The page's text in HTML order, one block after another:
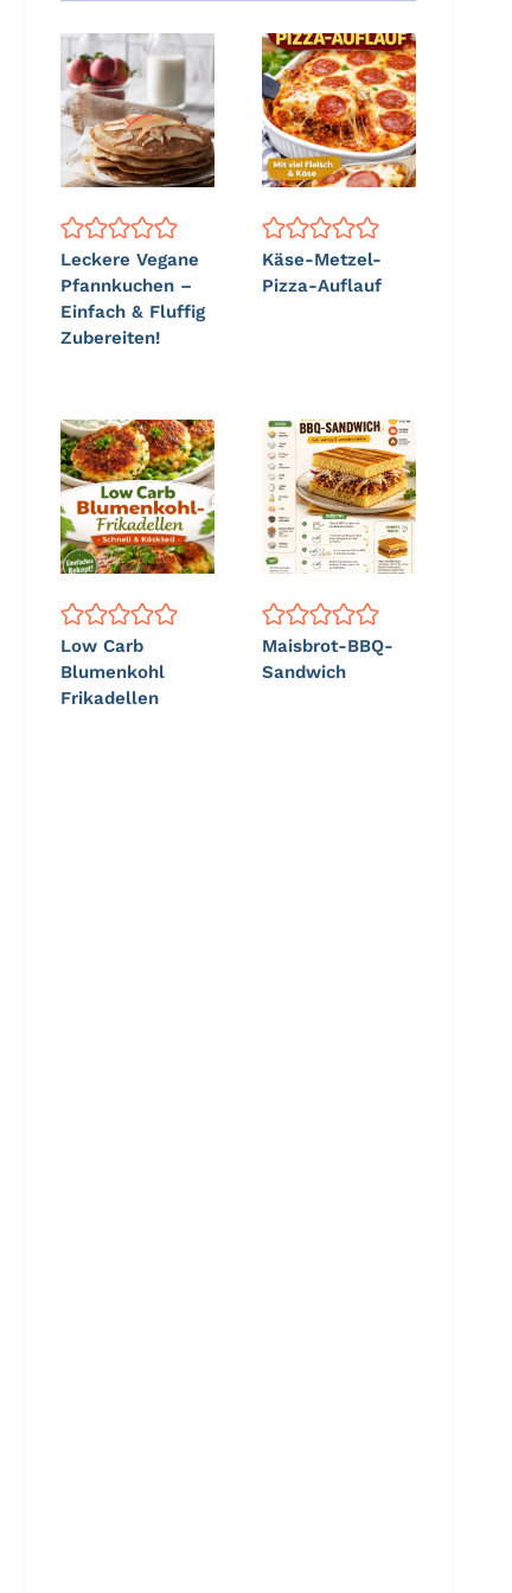
Leckere Vegane
Pfannkuchen –
Einfach & Fluffig
Zubereiten!
Käse-Metzel-
Pizza-Auflauf
Low Carb
Blumenkohl
Frikadellen
Maisbrot-BBQ-
Sandwich